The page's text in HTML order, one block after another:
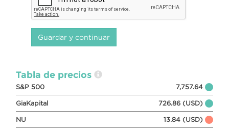
Tabla de precios
S&P 500 7,757.64
GiaKapital 726.86 (USD)
NU 13.84 (USD)